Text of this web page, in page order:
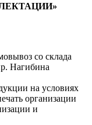
со склада
Нагибина
на условиях
организации
и